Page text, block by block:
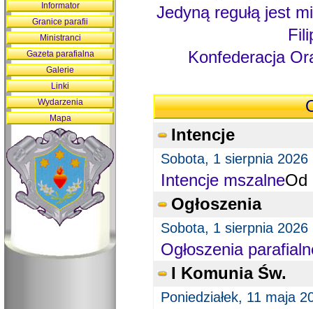
Jedyną regułą jest
Konfederacja
Intencje
Sobota, 1 sierpnia 2026
Intencje mszalneOd
Ogłoszenia
Sobota, 1 sierpnia 2026
Ogłoszenia
I Komunia Św.
Poniedziałek, 11 maja
Informator
Granice parafii
Ministranci
Gazeta parafialna
Galerie
Linki
Wydarzenia
Mapa